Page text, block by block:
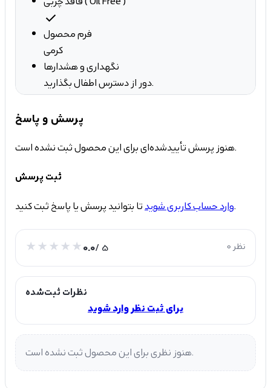
check
فرم محصول
کرمی
نگهداری و هشدارها
دور از دسترس اطفال بگذارید.
پرسش و پاسخ
هنوز پرسش تأییدشده‌ای برای این محصول ثبت نشده است.
ثبت پرسش
وارد حساب کاربری شویدتا بتوانید پرسش یا پاسخ ثبت کنید.
0.0/ 5 0 نظر
نظرات ثبت‌شده
برای ثبت نظر وارد شوید
هنوز نظری برای این محصول ثبت نشده است.